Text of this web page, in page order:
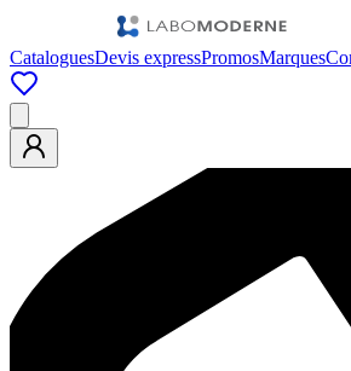
CataloguesDevis expressPromosMarques